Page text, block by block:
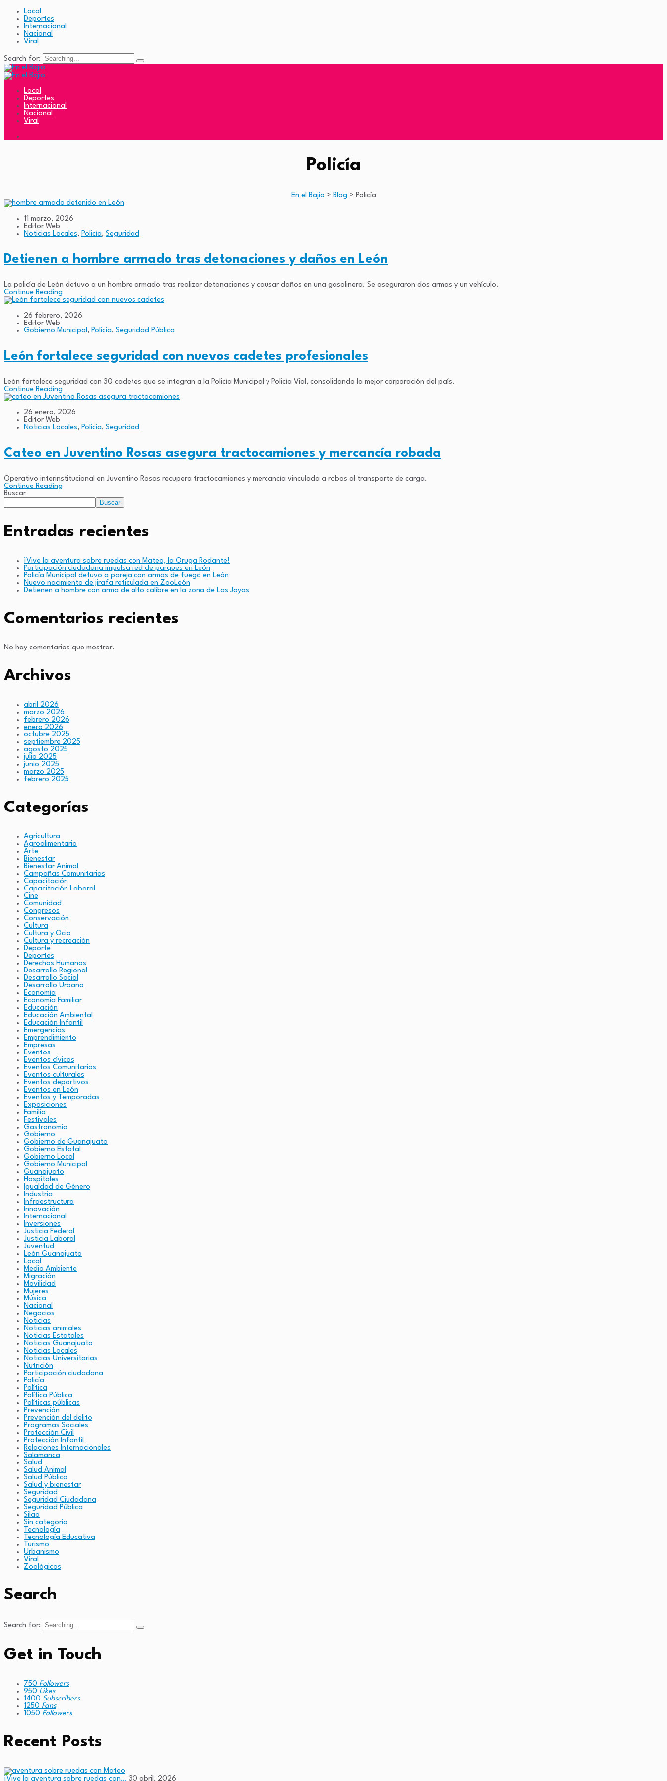
Local
Deportes
Internacional
Nacional
Viral
Search for:
Local
Deportes
Internacional
Nacional
Viral
Policía
En el Bajio > Blog> Policía
11 marzo, 2026
Editor Web
Noticias Locales, Policía, Seguridad
Detienen a hombre armado tras detonaciones y daños en León
La policía de León detuvo a un hombre armado tras realizar detonaciones y causar daños en una gasolinera. Se aseguraron dos armas y un vehículo.
Continue Reading
26 febrero, 2026
Editor Web
Gobierno Municipal , Policía, Seguridad Pública
León fortalece seguridad con nuevos cadetes profesionales
León fortalece seguridad con 30 cadetes que se integran a la Policía Municipal y Policía Vial, consolidando la mejor corporación del país.
Continue Reading
26 enero, 2026
Editor Web
Noticias Locales, Policía, Seguridad
Cateo en Juventino Rosas asegura tractocamiones y mercancía robada
Operativo interinstitucional en Juventino Rosas recupera tractocamiones y mercancía vinculada a robos al transporte de carga.
Continue Reading
Buscar
Buscar
Entradas recientes
¡Vive la aventura sobre ruedas con Mateo, la Oruga Rodante!
Participación ciudadana impulsa red de parques en León
Policía Municipal detuvo a pareja con armas de fuego en León
Nuevo nacimiento de jirafa reticulada en ZooLeón
Detienen a hombre con arma de alto calibre en la zona de Las Joyas
Comentarios recientes
No hay comentarios que mostrar.
Archivos
abril 2026
marzo 2026
febrero 2026
enero 2026
octubre 2025
septiembre 2025
agosto 2025
julio 2025
junio 2025
marzo 2025
febrero 2025
Categorías
Agricultura
Agroalimentario
Arte
Bienestar
Bienestar Animal
Campañas Comunitarias
Capacitación
Capacitación Laboral
Cine
Comunidad
Congresos
Conservación
Cultura
Cultura y Ocio
Cultura y recreación
Deporte
Deportes
Derechos Humanos
Desarrollo Regional
Desarrollo Social
Desarrollo Urbano
Economía
Economía Familiar
Educación
Educación Ambiental
Educación Infantil
Emergencias
Emprendimiento
Empresas
Eventos
Eventos cívicos
Eventos Comunitarios
Eventos culturales
Eventos deportivos
Eventos en León
Eventos y Temporadas
Exposiciones
Familia
Festivales
Gastronomía
Gobierno
Gobierno de Guanajuato
Gobierno Estatal
Gobierno Local
Gobierno Municipal
Guanajuato
Hospitales
Igualdad de Género
Industria
Infraestructura
Innovación
Internacional
Inversiones
Justicia Federal
Justicia Laboral
Juventud
León Guanajuato
Local
Medio Ambiente
Migración
Movilidad
Mujeres
Música
Nacional
Negocios
Noticias
Noticias animales
Noticias Estatales
Noticias Guanajuato
Noticias Locales
Noticias Universitarias
Nutrición
Participación ciudadana
Policía
Política
Política Pública
Políticas públicas
Prevención
Prevención del delito
Programas Sociales
Protección Civil
Protección Infantil
Relaciones Internacionales
Salamanca
Salud
Salud Animal
Salud Pública
Salud y bienestar
Seguridad
Seguridad Ciudadana
Seguridad Pública
Silao
Sin categoría
Tecnología
Tecnología Educativa
Turismo
Urbanismo
Viral
Zoológicos
Search
Search for:
Get in Touch
750 Followers
950 Likes
1400 Subscribers
1250 Fans
1050 Followers
Recent Posts
¡Vive la aventura sobre ruedas con… 30 abril, 2026